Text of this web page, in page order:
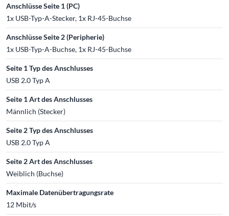
Anschlüsse Seite 1 (PC)
1x USB-Typ-A-Stecker, 1x RJ-45-Buchse
Anschlüsse Seite 2 (Peripherie)
1x USB-Typ-A-Buchse, 1x RJ-45-Buchse
Seite 1 Typ des Anschlusses
USB 2.0 Typ A
Seite 1 Art des Anschlusses
Männlich (Stecker)
Seite 2 Typ des Anschlusses
USB 2.0 Typ A
Seite 2 Art des Anschlusses
Weiblich (Buchse)
Maximale Datenübertragungsrate
12 Mbit/s